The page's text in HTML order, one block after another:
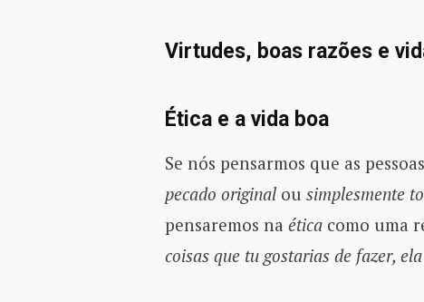
Virtudes, boas razões e
Ética e a vida boa
Se nós pensarmos que as
pecado originalou simplesmente
pensaremos na éticacomo uma
coisas que tu gostarias de fazer,